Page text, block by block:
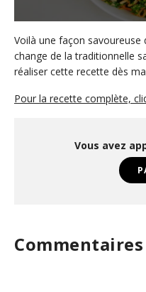
s
c
o
d
s
Voilà une façon
change de la traditionnelle
réaliser cette recette dès
Pour la recette complète,
Vous avez
Commentaires